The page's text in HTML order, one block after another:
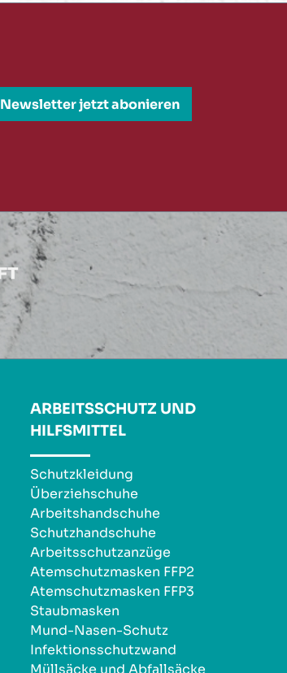
Newsletter jetzt abonieren
ARBEITSSCHUTZ UND
HILFSMITTEL
Schutzkleidung
Überziehschuhe
Arbeitshandschuhe
Schutzhandschuhe
Arbeitsschutzanzüge
Atemschutzmasken FFP2
Atemschutzmasken FFP3
Staubmasken
Mund-Nasen-Schutz
Infektionsschutzwand
Müllsäcke und Abfallsäcke